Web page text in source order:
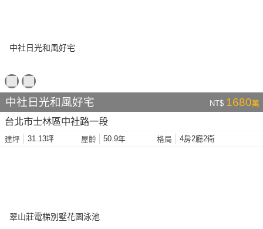
中社日光和風好宅 NT$ 1680萬
台北市士林區中社路一段
建坪 31.13坪 屋齡 50.9年 格局 4房2廳2衛